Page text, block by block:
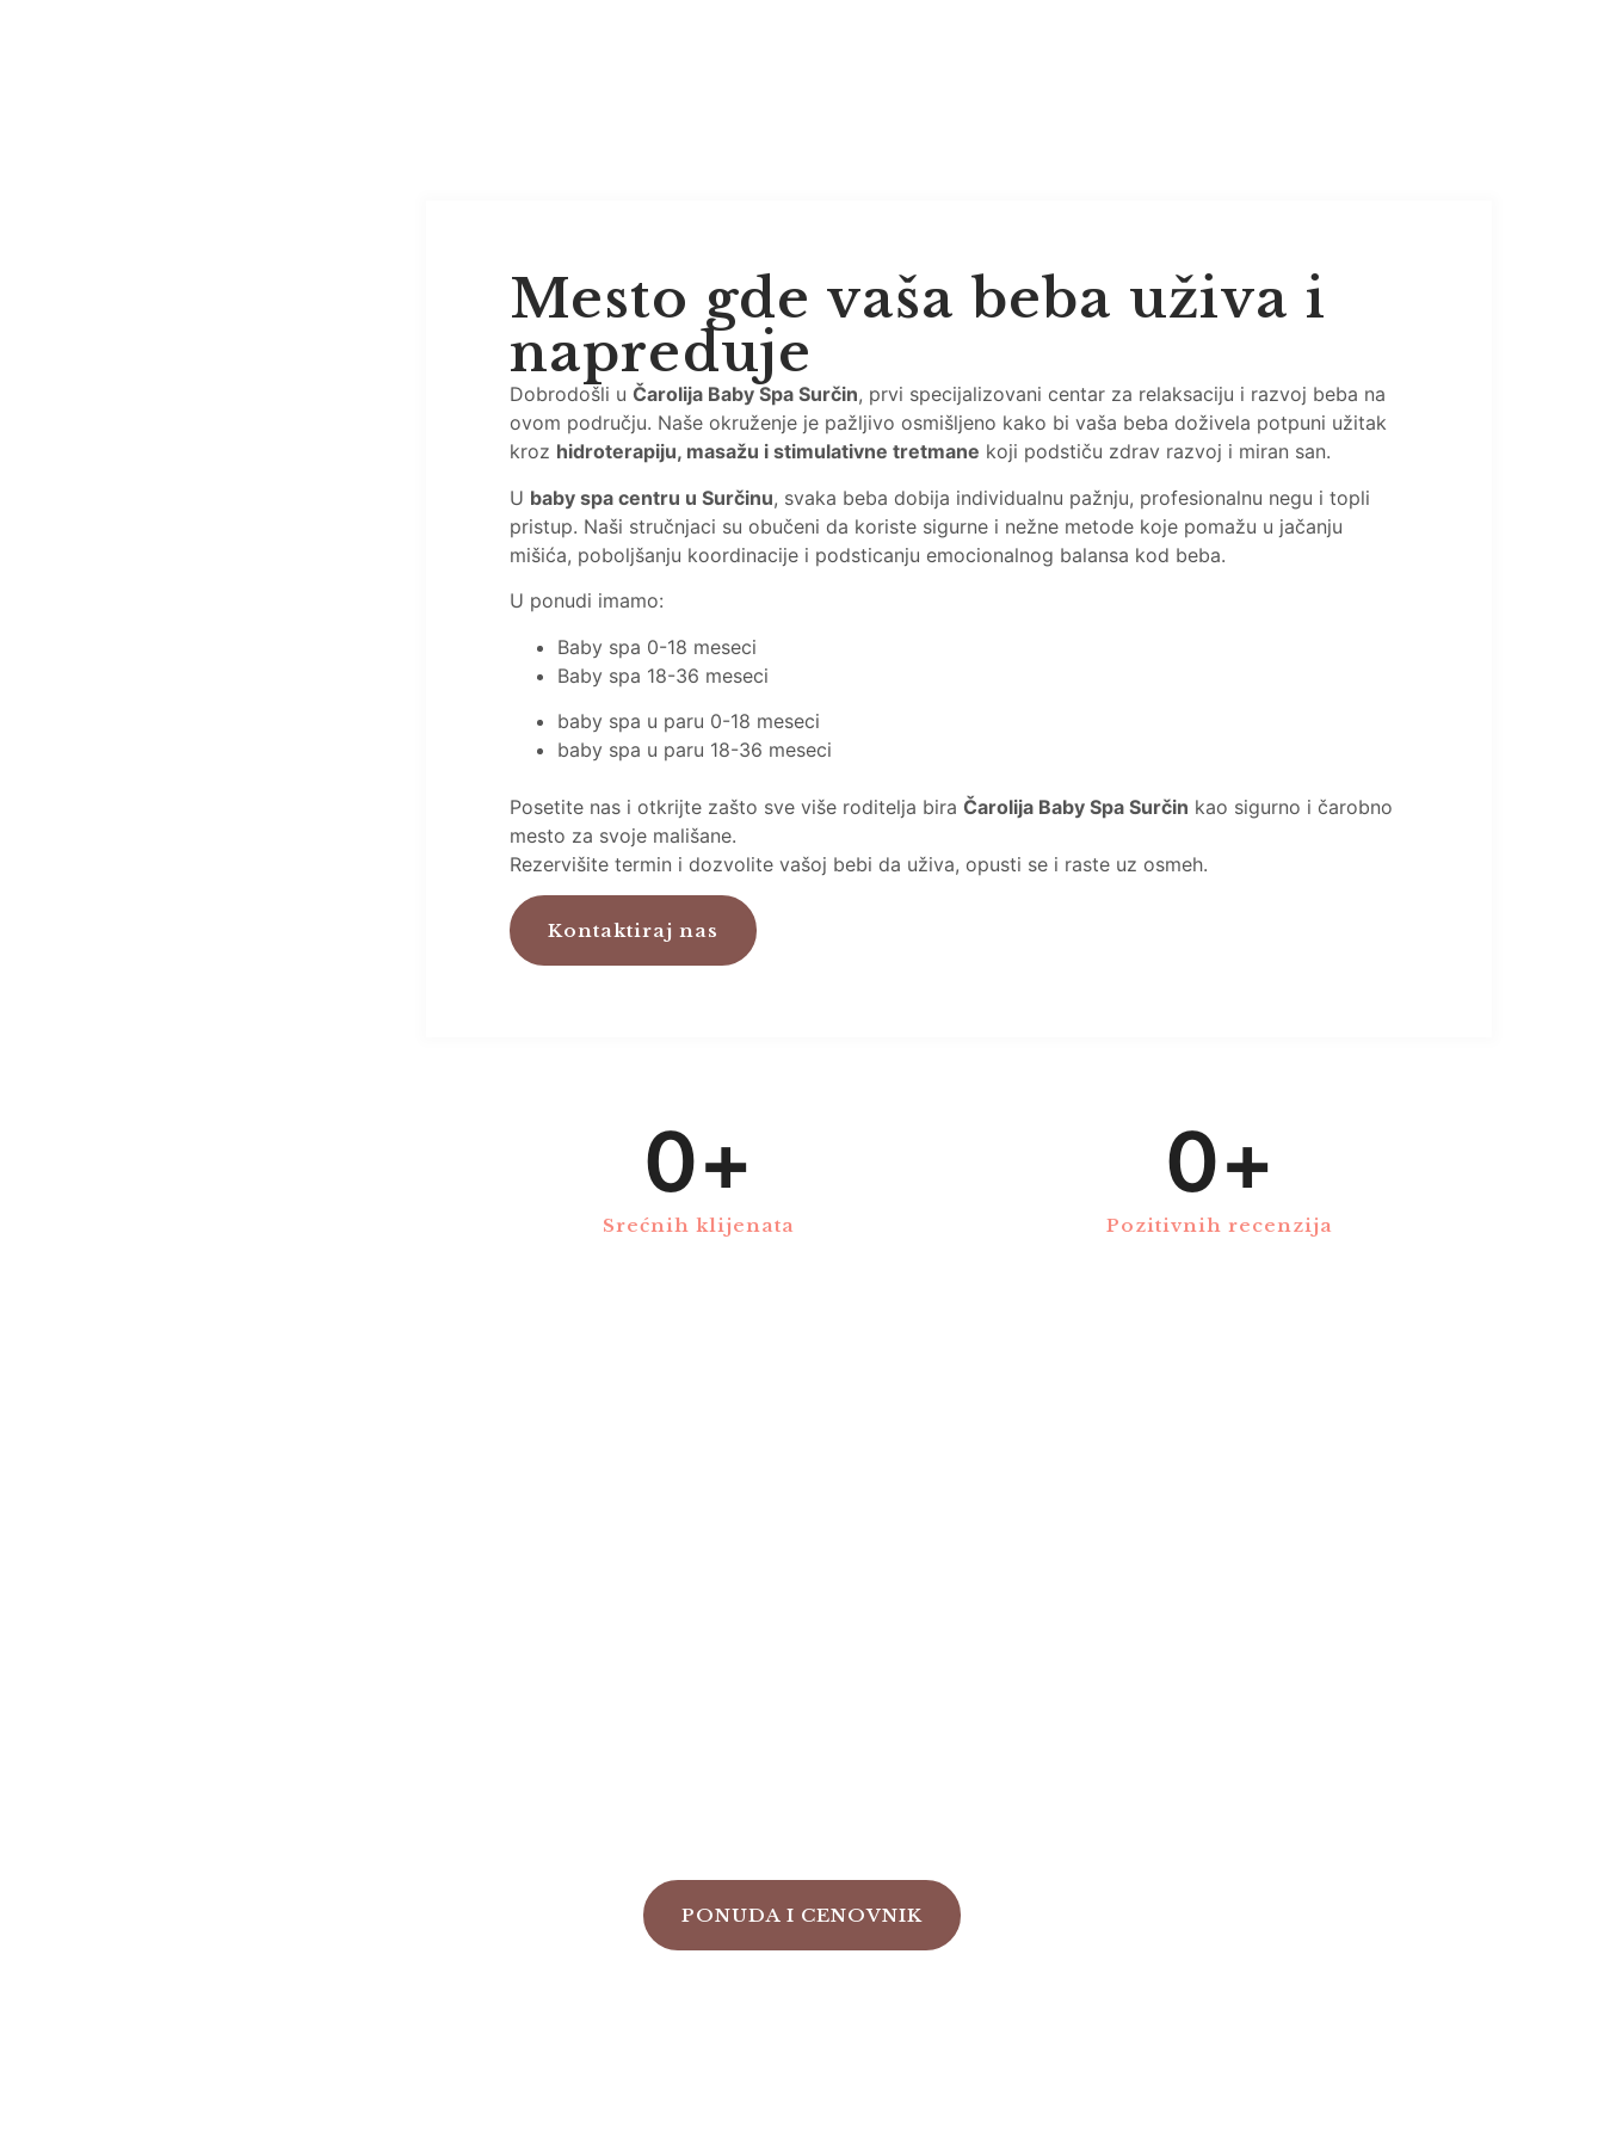
Mesto gde vaša beba uživa i
napreduje
Dobrodošli u Čarolija Baby Spa Surčin, prvi specijalizovani centar za relaksaciju i razvoj beba na
ovom području. Naše okruženje je pažljivo osmišljeno kako bi vaša beba doživela potpuni užitak
kroz hidroterapiju, masažu i stimulativne tretmane koji podstiču zdrav razvoj i miran san.
U baby spa centru u Surčinu, svaka beba dobija individualnu pažnju, profesionalnu negu i topli
pristup. Naši stručnjaci su obučeni da koriste sigurne i nežne metode koje pomažu u jačanju
mišića, poboljšanju koordinacije i podsticanju emocionalnog balansa kod beba.
U ponudi imamo:
Baby spa 0-18 meseci
Baby spa 18-36 meseci
baby spa u paru 0-18 meseci
baby spa u paru 18-36 meseci
Posetite nas i otkrijte zašto sve više roditelja bira Čarolija Baby Spa Surčin kao sigurno i čarobno
mesto za svoje mališane.
Rezervišite termin i dozvolite vašoj bebi da uživa, opusti se i raste uz osmeh.
Kontaktiraj nas
Srećnih klijenata
0+
Pozitivnih recenzija
0+
PONUDA I CENOVNIK